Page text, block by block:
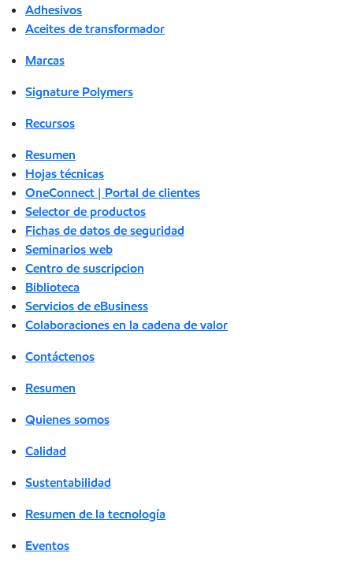
Adhesivos
Aceites de transformador
Marcas
Signature Polymers
Recursos
Resumen
Hojas técnicas
OneConnect | Portal de clientes
Selector de productos
Fichas de datos de seguridad
Seminarios web
Centro de suscripcion
Biblioteca
Servicios de eBusiness
Colaboraciones en la cadena de valor
Contáctenos
Resumen
Quienes somos
Calidad
Sustentabilidad
Resumen de la tecnología
Eventos